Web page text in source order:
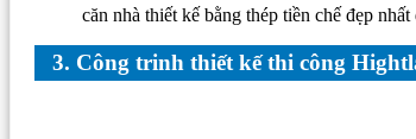
căn nhà thiết kế bằng thép tiền chế đẹp nhất
3. Công trinh thiết kế thi công